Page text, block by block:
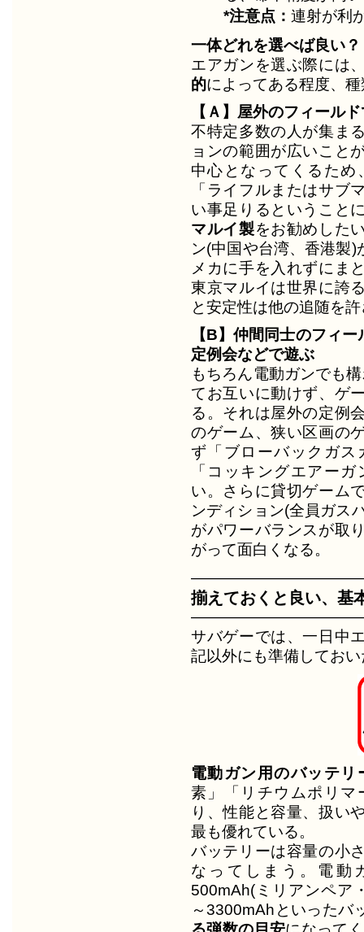
*注意点： 連射が利
一体どれを選べば良い？
エアガンを選ぶ際には
的によってある程度、
【Ａ】屋外のフィール
不特定多数の人が集ま
ョンの範囲が広いこと
中心となってくるため
「ライフルまたはサブ
い事足りるということ
マルイ製をお勧めした
ン(中国や台湾、香港製
メカに手を入れずにま
東京マルイは世界に誇
と安定性は他の追随を
【B】仲間同士のフィ
定例会などで遊ぶ
もちろん電動ガンでも
てお互いに動けず、ゲ
る。それは屋外の定例
のゲーム、狭い区画の
ず「ブローバックガス
「コッキングエアー
い。さらに貸切ゲーム
ンディション(全員ガス
がパワーバランスが取
がって面白くなる。
揃えておくと良い、基
サバゲーでは、一日中
記以外にも準備してお
電動ガン用のバッテリ
素」「リチウムポリマ
り、性能と容量、扱い
最も優れている。
バッテリーは容量の小
なってしまう。電動
500mAh(ミリアンペア
～3300mAhといったバ